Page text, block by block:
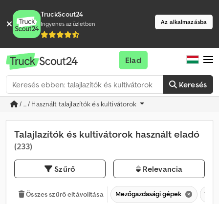
TruckScout24
Ingyenes az üzletben Az alkalmazásba
Keresés
Elad
/ ... / Használt talajlazítók és kultivátorok
Talajlazítók és kultivátorok használt eladó
(233)
Szűrő Relevancia
Összes szűrő eltávolítása Mezőgazdasági gépek